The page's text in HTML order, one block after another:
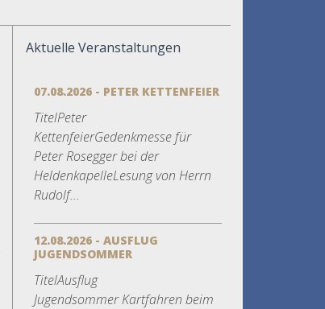
Aktuelle Veranstaltungen
07.08.2026 - PETER KETTENFEIER
TitelPeter
KettenfeierGedenkmesse für
Peter Rosegger bei der
HeldenkapelleLesung von Herrn
Rudolf...
12.08.2026 - AUSFLUG
JUGENDSOMMER
TitelAusflug
Jugendsommer Kartfahren beim